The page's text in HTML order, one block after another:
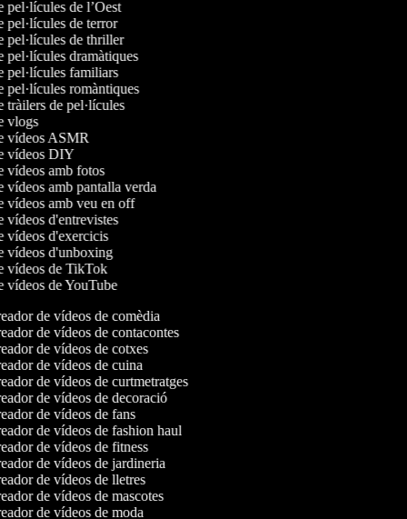
pel·lícules de l’Oest
pel·lícules de terror
pel·lícules de thriller
pel·lícules dramàtiques
pel·lícules familiars
pel·lícules romàntiques
tràilers de pel·lícules
vlogs
vídeos ASMR
vídeos DIY
vídeos amb fotos
vídeos amb pantalla verda
vídeos amb veu en off
vídeos d'entrevistes
vídeos d'exercicis
vídeos d'unboxing
vídeos de TikTok
vídeos de YouTube
de vídeos de comèdia
de vídeos de contacontes
de vídeos de cotxes
de vídeos de cuina
de vídeos de curtmetratges
de vídeos de decoració
de vídeos de fans
de vídeos de fashion haul
de vídeos de fitness
de vídeos de jardineria
de vídeos de lletres
de vídeos de mascotes
de vídeos de moda